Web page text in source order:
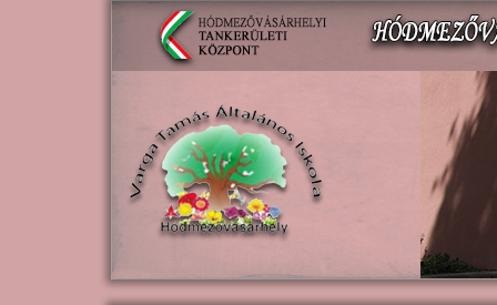
Ugrás a tartalomra